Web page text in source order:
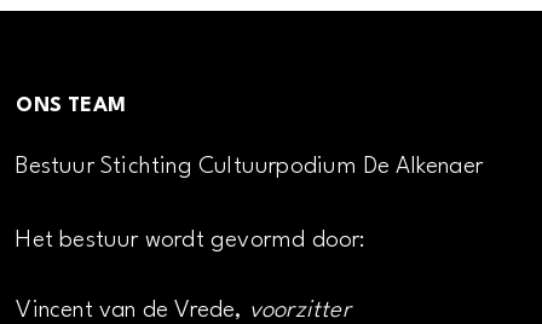
ONS TEAM
Bestuur Stichting Cultuurpodium De Alkenaer
Het bestuur wordt gevormd door:
Vincent van de Vrede, voorzitter